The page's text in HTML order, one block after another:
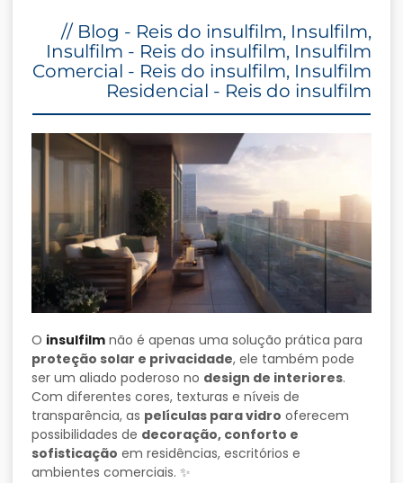
// Blog - Reis do insulfilm, Insulfilm,
Insulfilm - Reis do insulfilm, Insulfilm
Comercial - Reis do insulfilm, Insulfilm
Residencial - Reis do insulfilm
O insulfilm não é apenas uma solução prática para
proteção solar e privacidade, ele também pode
ser um aliado poderoso no design de interiores.
Com diferentes cores, texturas e níveis de
transparência, as películas para vidro oferecem
possibilidades de decoração, conforto e
sofisticação em residências, escritórios e
ambientes comerciais. ✨